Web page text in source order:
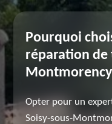
Pourquoi
réparation de
Montmorency
Opter pour un
Soisy-sous-